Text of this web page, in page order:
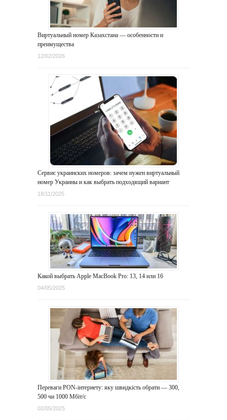
Виртуальный номер Казахстана — особенности и
преимущества
12/02/2026
Сервис украинских номеров: зачем нужен виртуальный
номер Украины и как выбрать подходящий вариант
18/11/2025
Какой выбрать Apple MacBook Pro: 13, 14 или 16
04/05/2025
Переваги PON-інтернету: яку швидкість обрати — 300,
500 чи 1000 Мбіт/с
02/05/2025